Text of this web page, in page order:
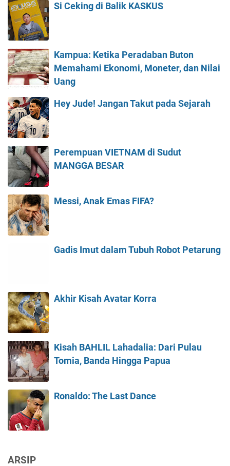
Si Ceking di Balik KASKUS
Kampua: Ketika Peradaban Buton
Memahami Ekonomi, Moneter, dan Nilai
Uang
Hey Jude! Jangan Takut pada Sejarah
Perempuan VIETNAM di Sudut
MANGGA BESAR
Messi, Anak Emas FIFA?
Gadis Imut dalam Tubuh Robot Petarung
Akhir Kisah Avatar Korra
Kisah BAHLIL Lahadalia: Dari Pulau
Tomia, Banda Hingga Papua
Ronaldo: The Last Dance
ARSIP